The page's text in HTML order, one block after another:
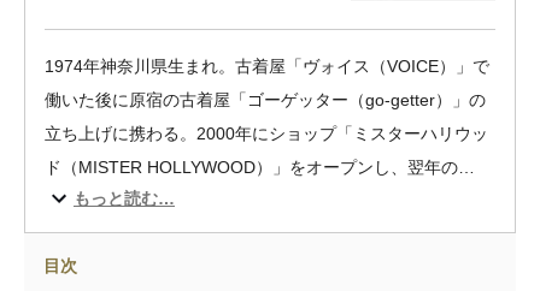
1974年神奈川県生まれ。古着屋「ヴォイス（VOICE）」で
働いた後に原宿の古着屋「ゴーゲッター（go-getter）」の
立ち上げに携わる。2000年にショップ「ミスターハリウッ
ド（MISTER HOLLYWOOD）」をオープンし、翌年の
2001年に自身のブランド「N.ハリウッド
（N.HOOLYWOOD）」がデビュー。2002年に深夜のクラ
ブイベントでファーストコレクションを披露した。2010年
もっと読む…
目次